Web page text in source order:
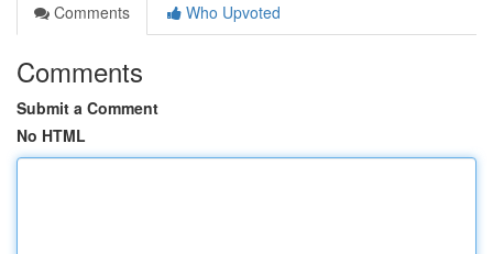
Comments
Who Upvoted
Comments
Submit a Comment
No HTML